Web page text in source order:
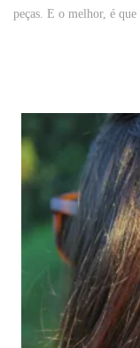
peças. E o melhor, é que